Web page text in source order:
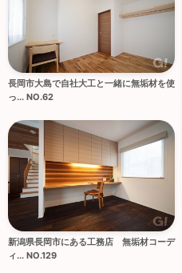
長岡市大島で自社大工と一緒に無垢材を使
っ... NO.62
新潟県長岡市にある工務店 無垢材コーデ
ィ... NO.129